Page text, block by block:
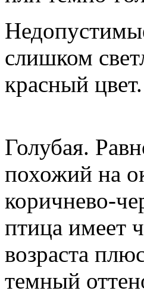
слишком
красный цвет.
Голубая.
похожий на
коричнево-
птица имеет
возраста
темный